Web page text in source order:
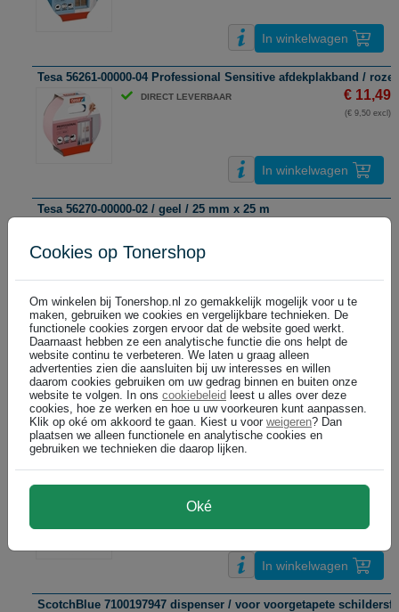
In winkelwagen
Tesa 56261-00000-04 Professional Sensitive afdekplakband / roze
DIRECT LEVERBAAR € 11,49
(€ 9,50 excl)
In winkelwagen
Tesa 56270-00000-02 / geel / 25 mm x 25 m
€ 9,29
In winkelwagen
Tesa 56271-00000-02 Professional afdekplakband / geel / 38 mm
DIRECT LEVERBAAR
In winkelwagen
Tesa 56299-00000-00 Professional afdekplakband / geel / 30 mm
€ 16,99
In winkelwagen
ScotchBlue 7100197947 dispenser / voor voorgetapete
Cookies op Tonershop
Om winkelen bij Tonershop.nl zo gemakkelijk mogelijk voor u te
maken, gebruiken we cookies en vergelijkbare technieken. De
functionele cookies zorgen ervoor dat de website goed werkt.
Daarnaast hebben ze een analytische functie die ons helpt de
website continu te verbeteren. We laten u graag alleen
advertenties zien die aansluiten bij uw interesses en willen
daarom cookies gebruiken om uw gedrag binnen en buiten onze
website te volgen. In ons cookiebeleid leest u alles over deze
cookies, hoe ze werken en hoe u uw voorkeuren kunt aanpassen.
Klik op oké om akkoord te gaan. Kiest u voor weigeren? Dan
plaatsen we alleen functionele en analytische cookies en
gebruiken we technieken die daarop lijken.
Oké